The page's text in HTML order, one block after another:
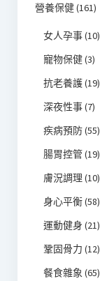
營養保健(161)
女人孕事(10)
寵物保健(3)
抗老養護(19)
深夜性事(7)
疾病預防(55)
腸胃控管(19)
膚況調理 (10)
身心平衡(58)
運動健身 (21)
鞏固骨力 (12)
餐食雜象 (65)